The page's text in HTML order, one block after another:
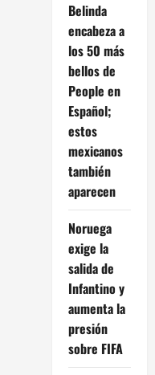
Belinda
encabeza a
los 50 más
bellos de
People en
Español;
estos
mexicanos
también
aparecen
Noruega
exige la
salida de
Infantino y
aumenta la
presión
sobre FIFA